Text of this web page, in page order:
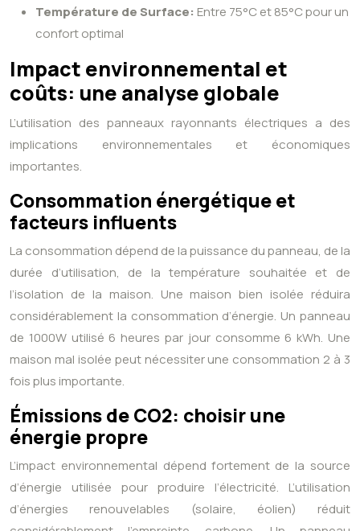
Température de Surface: Entre 75°C et 85°C pour un
confort optimal
Impact environnemental et
coûts: une analyse globale
L’utilisation des panneaux rayonnants électriques a des
implications environnementales et économiques
importantes.
Consommation énergétique et
facteurs influents
La consommation dépend de la puissance du panneau, de la
durée d’utilisation, de la température souhaitée et de
l’isolation de la maison. Une maison bien isolée réduira
considérablement la consommation d’énergie. Un panneau
de 1000W utilisé 6 heures par jour consomme 6 kWh. Une
maison mal isolée peut nécessiter une consommation 2 à 3
fois plus importante.
Émissions de CO2: choisir une
énergie propre
L’impact environnemental dépend fortement de la source
d’énergie utilisée pour produire l’électricité. L’utilisation
d’énergies renouvelables (solaire, éolien) réduit